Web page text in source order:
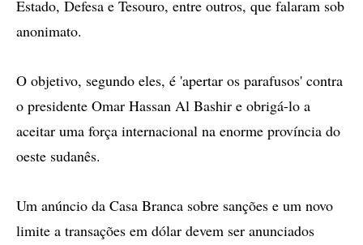
Estado, Defesa e Tesouro, entre outros, que falaram sob
anonimato.
O objetivo, segundo eles, é 'apertar os parafusos' contra
o presidente Omar Hassan Al Bashir e obrigá-lo a
aceitar uma força internacional na enorme província do
oeste sudanês.
Um anúncio da Casa Branca sobre sanções e um novo
limite a transações em dólar devem ser anunciados